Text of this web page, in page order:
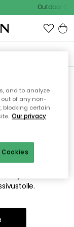
Outdoor
löydä
tai siitä, että se
mahdollisesti
and to analyze
of any non-
blocking certain
Our privacy